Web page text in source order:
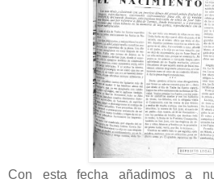
Con esta fecha añadimos a